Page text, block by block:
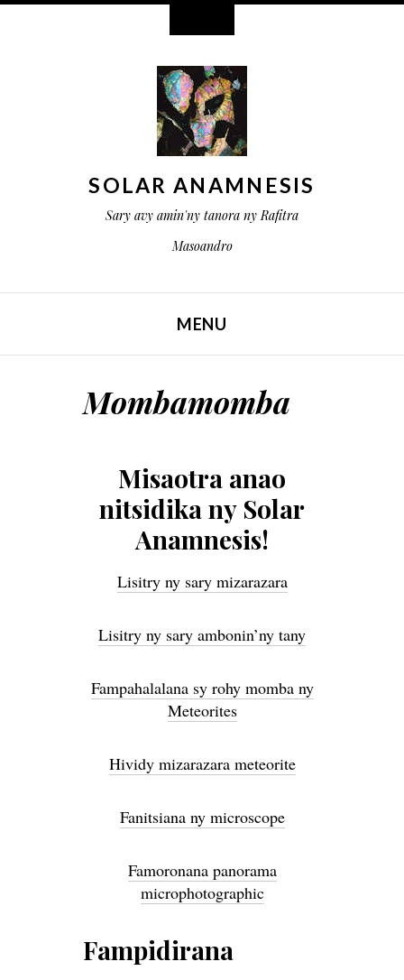
SOLAR ANAMNESIS
Sary avy amin'ny tanora ny Rafitra
Masoandro
MENU
Mombamomba
Misaotra anao
nitsidika ny Solar
Anamnesis!
Lisitry ny sary mizarazara
Lisitry ny sary ambonin’ny tany
Fampahalalana sy rohy momba ny
Meteorites
Hividy mizarazara meteorite
Fanitsiana ny microscope
Famoronana panorama
microphotographic
Fampidirana